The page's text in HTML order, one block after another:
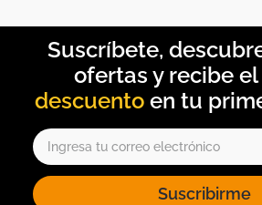
descuento
Suscribirme